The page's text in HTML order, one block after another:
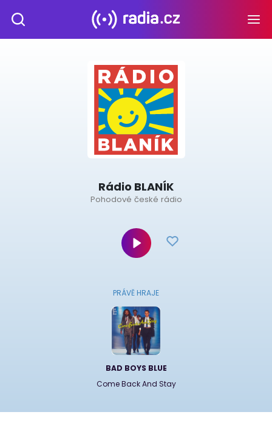
Rádio BLANÍK
Pohodové české rádio
PRÁVĚ HRAJE
BAD BOYS BLUE
Come Back And Stay